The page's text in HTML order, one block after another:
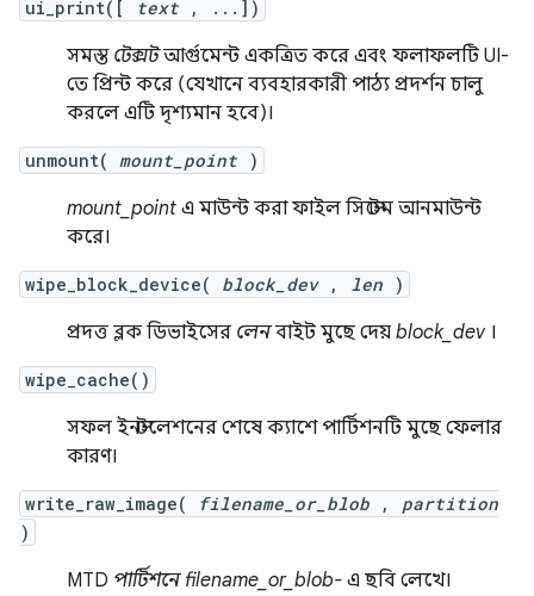
ui_print([ text , ...])
সমস্ত টেক্সটআর্গুমেন্ট একত্রিত করে এবং ফলাফলটি UI-
তে প্রিন্ট করে (যেখানে ব্যবহারকারী পাঠ্য প্রদর্শন চালু
করলে এটি দৃশ্যমান হবে)।
unmount( mount_point )
mount_point এ মাউন্ট করা ফাইল সিস্টেম আনমাউন্ট
করে।
wipe_block_device( block_dev, len )
প্রদত্ত ব্লক ডিভাইসের লেনবাইট মুছে দেয় block_dev।
wipe_cache()
সফল ইনস্টলেশনের শেষে ক্যাশে পার্টিশনটি মুছে ফেলার
কারণ।
write_raw_image( filename_or_blob , partition
)
MTD পার্টিশনে filename_or_blob- এ ছবি লেখে।